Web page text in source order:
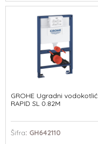
GROHE Ugradni vodokotlić
RAPID SL 0.82M
Šifra: GH642110